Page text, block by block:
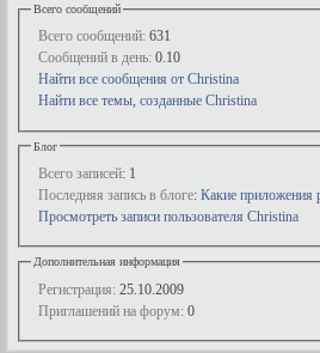
Всего сообщений
Всего сообщений: 631
Сообщений в день: 0.10
Найти все сообщения от Christina
Найти все темы, созданные Christina
Блог
Всего записей: 1
Последняя запись в блоге: Какие приложения
Просмотреть записи пользователя Christina
Дополнительная информация
Регистрация: 25.10.2009
Приглашений на форум: 0